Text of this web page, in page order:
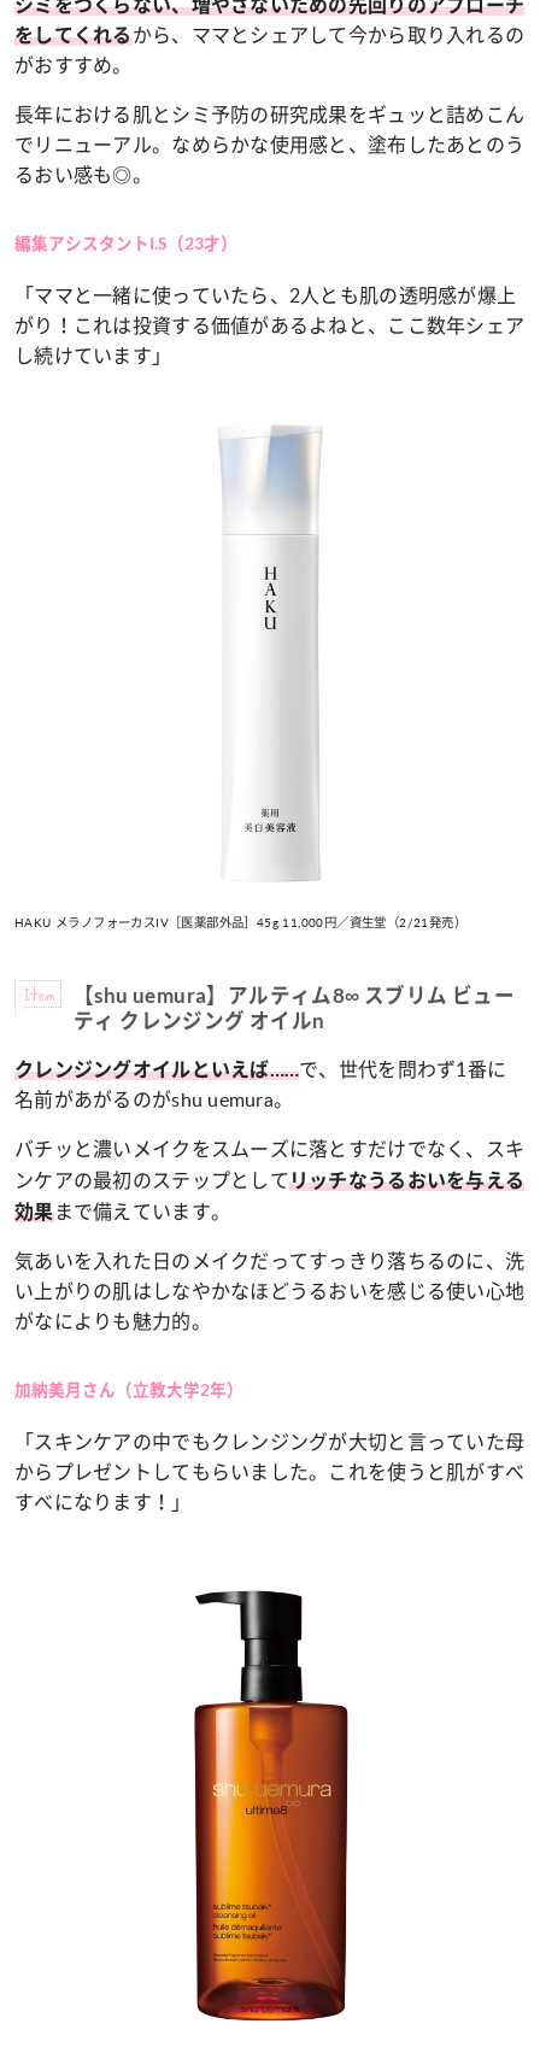
をしてくれるから、ママとシェアして今から取り入れるの
がおすすめ。
長年における肌とシミ予防の研究成果をギュッと詰めこん
でリニューアル。なめらかな使用感と、塗布したあとのう
るおい感も◎。
編集アシスタントI.S（23才）
「ママと一緒に使っていたら、2人とも肌の透明感が爆上
がり！これは投資する価値があるよねと、ここ数年シェア
し続けています」
HAKU メラノフォーカスIV［医薬部外品］45g 11,000円／資生堂（2/21発売）
Item
【shu uemura】アルティム8∞ スブリム ビュー
ティ クレンジング オイルn
クレンジングオイルといえば……で、世代を問わず1番に
名前があがるのがshu uemura。
バチッと濃いメイクをスムーズに落とすだけでなく、スキ
ンケアの最初のステップとしてリッチなうるおいを与える
効果まで備えています。
気あいを入れた日のメイクだってすっきり落ちるのに、洗
い上がりの肌はしなやかなほどうるおいを感じる使い心地
がなによりも魅力的。
加納美月さん（立教大学2年）
「スキンケアの中でもクレンジングが大切と言っていた母
からプレゼントしてもらいました。これを使うと肌がすべ
すべになります！」